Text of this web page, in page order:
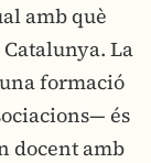
amb què
La
formació
és
docent amb